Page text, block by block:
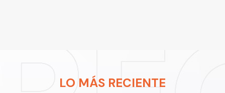
LO MÁS RECIENTE